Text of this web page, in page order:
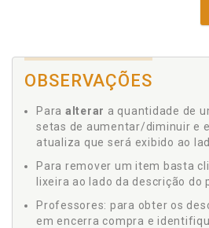
OBSERVAÇÕES
Para alterar a quantidade de
setas de aumentar/diminuir e
atualiza que será exibido ao
Para remover um item basta
lixeira ao lado da descrição do
Professores: para obter os
em encerra compra e